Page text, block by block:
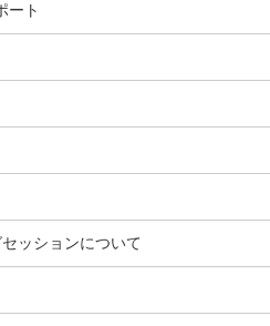
ート
ッションについて